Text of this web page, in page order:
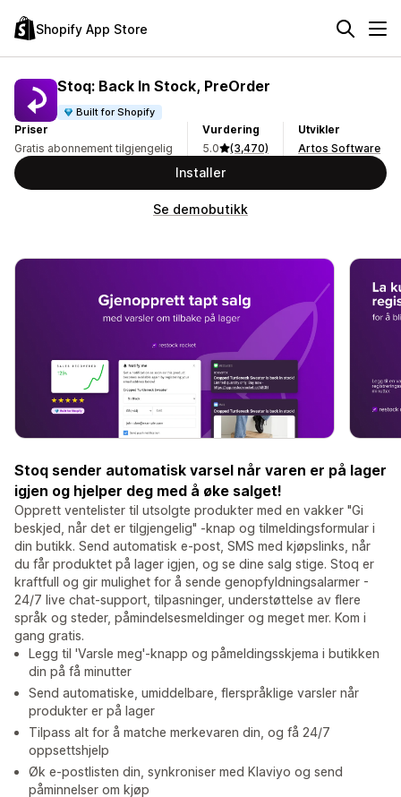
Shopify App Store
Stoq: Back In Stock, PreOrder
Built for Shopify
Priser
Gratis abonnement tilgjengelig
Vurdering
5.0
(3,470)
Utvikler
Artos Software
Installer
Se demobutikk
Stoq sender automatisk varsel når varen er på lager
igjen og hjelper deg med å øke salget!
Opprett ventelister til utsolgte produkter med en vakker "Gi
beskjed, når det er tilgjengelig" -knap og tilmeldingsformular i
din butikk. Send automatisk e-post, SMS med kjøpslinks, når
du får produktet på lager igjen, og se dine salg stige. Stoq er
kraftfull og gir mulighet for å sende genopfyldningsalarmer -
24/7 live chat-support, tilpasninger, understøttelse av flere
språk og steder, påmindelsesmeldinger og meget mer. Kom i
gang gratis.
Legg til 'Varsle meg'-knapp og påmeldingsskjema i butikken
din på få minutter
Send automatiske, umiddelbare, flerspråklige varsler når
produkter er på lager
Tilpass alt for å matche merkevaren din, og få 24/7
oppsettshjelp
Øk e-postlisten din, synkroniser med Klaviyo og send
påminnelser om kjøp